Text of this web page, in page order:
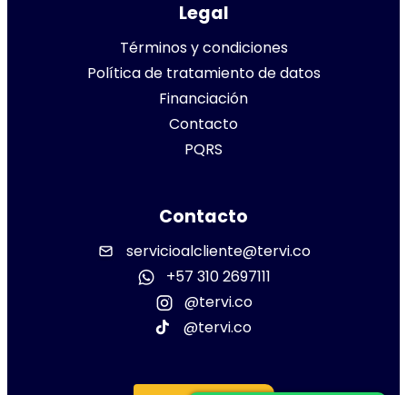
Legal
Términos y condiciones
Política de tratamiento de datos
Financiación
Contacto
PQRS
Contacto
servicioalcliente@tervi.co
+57 310 2697111
@tervi.co
@tervi.co